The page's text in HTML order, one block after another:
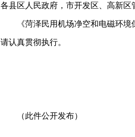
各县区人民政府，市开发区、高新区
《菏泽民用机场净空和电磁环
请认真贯彻执行。
（此件公开发布）